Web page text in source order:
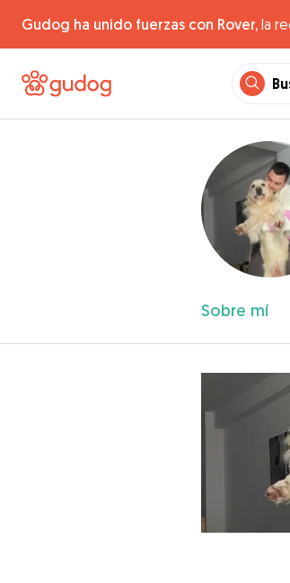
Gudog ha unido fuerzas con Rover, la
Sobre mí